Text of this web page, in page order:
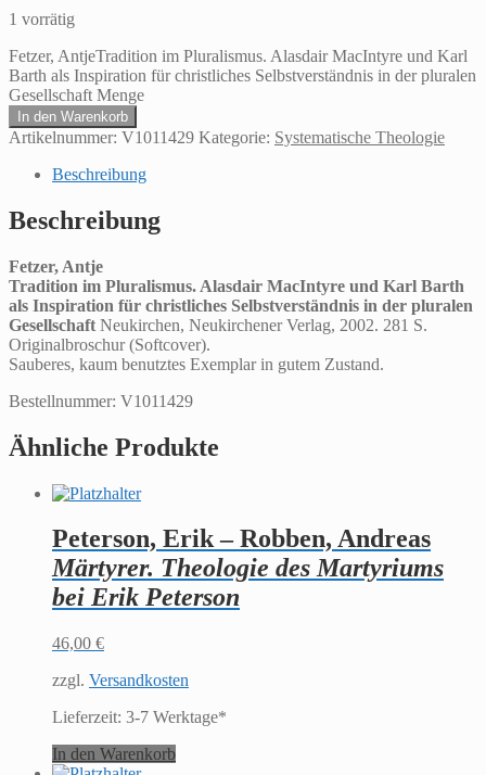
1 vorrätig
Fetzer, AntjeTradition im Pluralismus. Alasdair MacIntyre und Karl
Barth als Inspiration für christliches Selbstverständnis in der pluralen
Gesellschaft Menge
In den Warenkorb
Artikelnummer: V1011429 Kategorie: Systematische Theologie
Beschreibung
Beschreibung
Fetzer, Antje
Tradition im Pluralismus. Alasdair MacIntyre und Karl Barth
als Inspiration für christliches Selbstverständnis in der pluralen
Gesellschaft Neukirchen, Neukirchener Verlag, 2002. 281 S.
Originalbroschur (Softcover).
Sauberes, kaum benutztes Exemplar in gutem Zustand.
Bestellnummer: V1011429
Ähnliche Produkte
Peterson, Erik – Robben, Andreas
Märtyrer. Theologie des Martyriums
bei Erik Peterson
46,00 €
zzgl. Versandkosten
Lieferzeit: 3-7 Werktage*
In den Warenkorb